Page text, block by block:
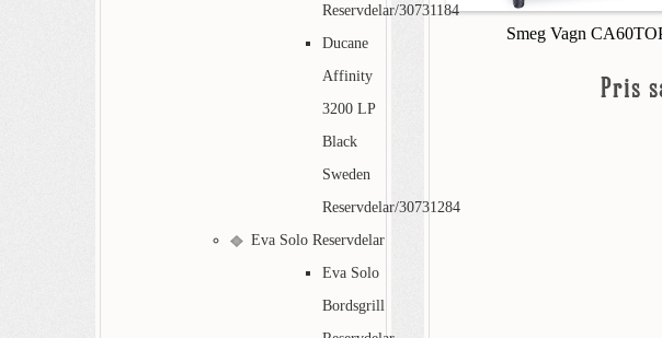
Smeg Vagn
Pris
Reservdelar/30731184
Ducane
Affinity
3200 LP
Black
Sweden
Reservdelar/30731284
Eva Solo Reservdelar
Eva Solo
Bordsgrill